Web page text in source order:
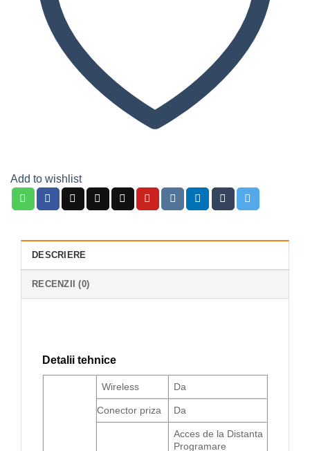
Add to wishlist
DESCRIERE
RECENZII (0)
Detalii tehnice
Wireless Da
Conector priza Da
Acces de la Distanta
Programare